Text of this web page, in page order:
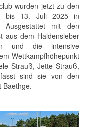
wurden jetzt zu den
bis 13. Juli 2025 in
Ausgestattet mit den
aus dem Haldensleber
und die intensive
Wettkampfhöhepunkt
Strauß, Jette Strauß,
sind sie von den
Baethge.